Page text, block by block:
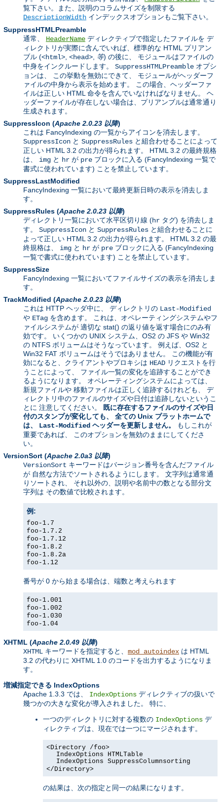
覧下さい。また、説明のコラムサイズを制限する
DescriptionWidth インデックスオプションもご覧下さい。
SuppressHTMLPreamble
通常、 HeaderName ディレクティブで指定したファイルを デ
ィレクトリが実際に含んでいれば、標準的な HTML プリアン
ブル (<html> <head> 等) の後に、 モジュールはファイルの
中身をインクルードします。 SuppressHTMLPreamble オプシ
ョンは、 この挙動を無効にできて、 モジュールがヘッダーフ
ァイルの中身から表示を始めます。 この場合、ヘッダーファ
イルは正しい HTML 命令を含んでいなければなりません。 ヘ
ッダーファイルが存在しない場合は、プリアンブルは通常通り
生成されます。
SuppressIcon (Apache 2.0.23 以降)
これは FancyIndexing の一覧からアイコンを消去します。
SuppressIcon と SuppressRules と組合わせることによって
正しい HTML 3.2 の出力が得られます。 HTML 3.2 の最終規格
は、 img と hr が pre ブロックに入る (FancyIndexing 一覧で
書式に使われています) ことを禁止しています。
SuppressLastModified
FancyIndexing 一覧において最終更新日時の表示を消去しま
す。
SuppressRules (Apache 2.0.23 以降)
ディレクトリ一覧において水平区切り線 (hr タグ) を消去しま
す。 SuppressIcon と SuppressRules と組合わせることに
よって正しい HTML 3.2 の出力が得られます。 HTML 3.2 の最
終規格は、 img と hr が pre ブロックに入る (FancyIndexing
一覧で書式に使われています) ことを禁止しています。
SuppressSize
FancyIndexing 一覧においてファイルサイズの表示を消去しま
す。
TrackModified (Apache 2.0.23 以降)
これは HTTP ヘッダ中に、 ディレクトリの Last-Modified
や ETag を含めます。 これは、オペレーティングシステムやフ
ァイルシステムが 適切な stat() の返り値を返す場合にのみ有
効です。 いくつかの UNIX システム、OS2 の JFS や Win32
の NTFS ボリュームはそうなっています。 例えば、OS2 と
Win32 FAT ボリュームはそうではありません。 この機能が有
効になると、クライアントやプロキシは HEAD リクエストを行
うことによって、 ファイル一覧の変化を追跡することができ
るようになります。 オペレーティングシステムによっては、
新規ファイルや 移動ファイルは正しく追跡するけれども、 デ
ィレクトリ中のファイルのサイズや日付は追跡しないというこ
とに 注意してください。
既に存在するファイルのサイズや日
付のスタンプが変化しても、 全ての Unix プラットホームで
は、 Last-Modified ヘッダーを更新しません。
もしこれが
重要であれば、 このオプションを無効のままにしてくださ
い。
VersionSort (Apache 2.0a3 以降)
VersionSort キーワードはバージョン番号を含んだファイル
が 自然な方法でソートされるようにします。 文字列は通常通
りソートされ、 それ以外の、説明や名前中の数となる部分文
字列は その数値で比較されます。
例:
foo-1.7
foo-1.7.2
foo-1.7.12
foo-1.8.2
foo-1.8.2a
foo-1.12
番号が 0 から始まる場合は、端数と考えられます
foo-1.001
foo-1.002
foo-1.030
foo-1.04
XHTML (Apache 2.0.49 以降)
XHTML キーワードを指定すると、 mod_autoindex は HTML
3.2 の代わりに XHTML 1.0 のコードを出力するようになりま
す。
増減指定できる IndexOptions
Apache 1.3.3 では、 IndexOptions ディレクティブの扱いで
幾つかの大きな変化が導入されました。 特に、
一つのディレクトリに対する複数の IndexOptions デ
ィレクティブは、現在では一つにマージされます。
<Directory /foo>
IndexOptions HTMLTable
IndexOptions SuppressColumnsorting
</Directory>
の結果は、次の指定と同一の結果になります。